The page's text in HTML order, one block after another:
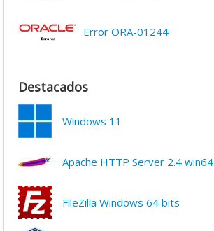
Error ORA-01244
Destacados
Windows 11
Apache HTTP Server 2.4 win64
FileZilla Windows 64 bits